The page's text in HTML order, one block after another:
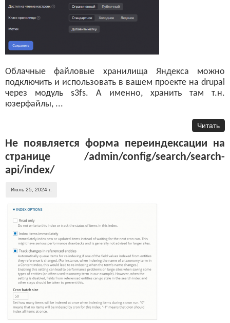
Облачные файловые хранилища Яндекса можно
подключить и использовать в вашем проекте на drupal
через модуль s3fs. А именно, хранить там т.н.
юзерфайлы, ...
Читать
Не появляется форма переиндексации на
странице /admin/config/search/search-
api/index/
Июль 25, 2024 г.